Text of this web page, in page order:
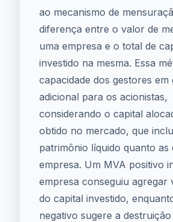
ao mecanismo de
diferença entre o valor de
uma empresa e o total de
investido na mesma. Essa
capacidade dos gestores
adicional para os acionistas,
considerando o capital
obtido no mercado, que
patrimônio líquido quanto as
empresa. Um MVA positivo
empresa conseguiu agregar
do capital investido,
negativo sugere a